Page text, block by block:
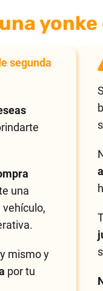
yonke
segunda
una
mismo y
por tu